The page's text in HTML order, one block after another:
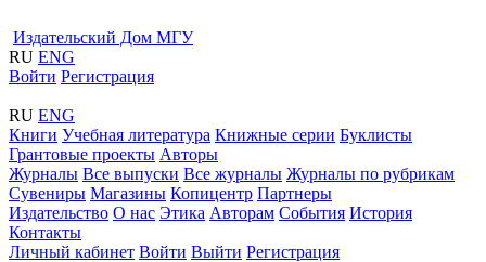
Издательский Дом МГУ
RU ENG
Войти Регистрация
RU ENG
Книги Учебная литература Книжные серии Буклисты
Грантовые проекты Авторы
Журналы Все выпуски Все журналы Журналы по рубрикам
Сувениры Магазины Копицентр Партнеры
Издательство О нас Этика Авторам События История
Контакты
Личный кабинет Войти Выйти Регистрация